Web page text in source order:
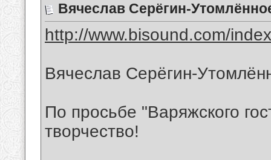
Вячеслав Серёгин-
http://www.bisound.com/
Вячеслав Серёгин-
По просьбе "Варяжского
творчество!